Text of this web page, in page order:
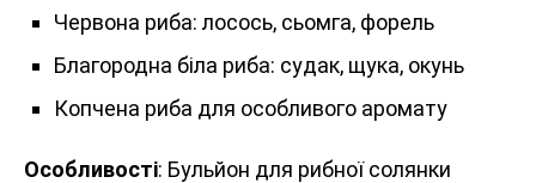
Червона риба: лосось, сьомга, форель
Благородна біла риба: судак, щука, окунь
Копчена риба для особливого аромату
Особливості: Бульйон для рибної солянки